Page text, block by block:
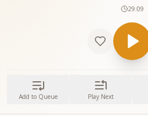
29:09
Add to Queue Play Next